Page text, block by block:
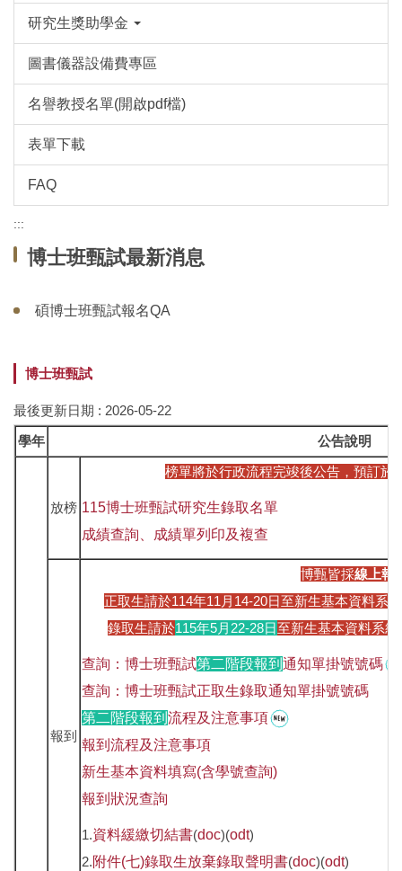
研究生獎助學金
圖書儀器設備費專區
名譽教授名單(開啟pdf檔)
表單下載
FAQ
:::
博士班甄試最新消息
碩博士班甄試報名QA
博士班甄試
最後更新日期 : 2026-05-22
學年
公告說明
放榜
榜單將於行政流程完竣後公告，預訂於
115博士班甄試研究生錄取名單
成績查詢、成績單列印及複查
報到
博甄皆採線上報
正取生請於114年11月14-20日至新生基本資料系
錄取生請於115年5月22-28日至新生基本資料系統
查詢：博士班甄試第二階段報到 通知單掛號號碼
查詢：博士班甄試正取生錄取通知單掛號號碼
第二階段報到 流程及注意事項
報到流程及注意事項
新生基本資料填寫(含學號查詢)
報到狀況查詢
1.資料緩繳切結書(doc)(odt)
2.附件(七)錄取生放棄錄取聲明書(doc)(odt)